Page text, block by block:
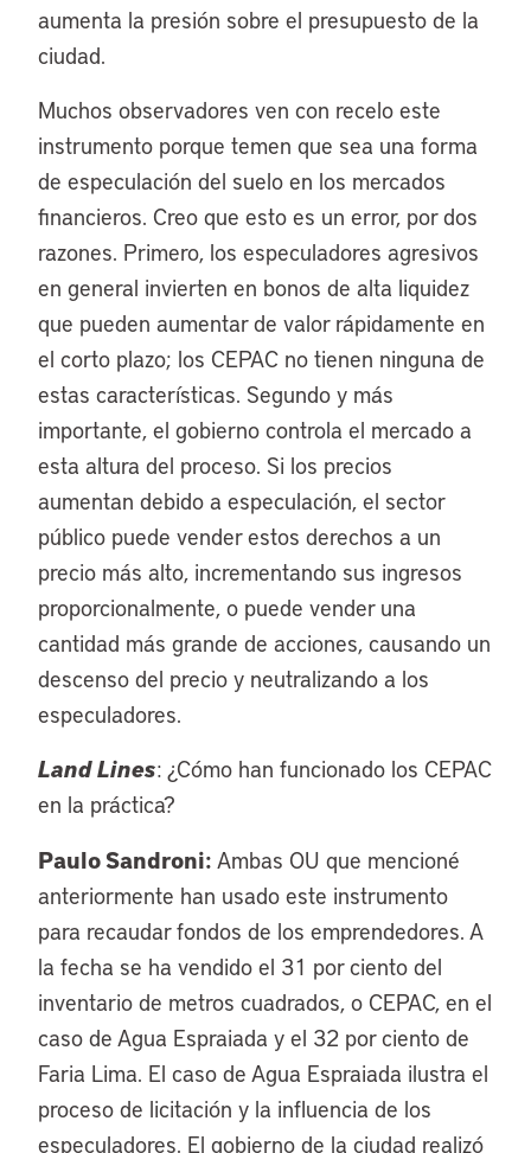
aumenta la presión sobre el presupuesto de la
ciudad.
Muchos observadores ven con recelo este
instrumento porque temen que sea una forma
de especulación del suelo en los mercados
financieros. Creo que esto es un error, por dos
razones. Primero, los especuladores agresivos
en general invierten en bonos de alta liquidez
que pueden aumentar de valor rápidamente en
el corto plazo; los CEPAC no tienen ninguna de
estas características. Segundo y más
importante, el gobierno controla el mercado a
esta altura del proceso. Si los precios
aumentan debido a especulación, el sector
público puede vender estos derechos a un
precio más alto, incrementando sus ingresos
proporcionalmente, o puede vender una
cantidad más grande de acciones, causando un
descenso del precio y neutralizando a los
especuladores.
Land Lines: ¿Cómo han funcionado los CEPAC
en la práctica?
Paulo Sandroni: Ambas OU que mencioné
anteriormente han usado este instrumento
para recaudar fondos de los emprendedores. A
la fecha se ha vendido el 31 por ciento del
inventario de metros cuadrados, o CEPAC, en el
caso de Agua Espraiada y el 32 por ciento de
Faria Lima. El caso de Agua Espraiada ilustra el
proceso de licitación y la influencia de los
especuladores. El gobierno de la ciudad realizó